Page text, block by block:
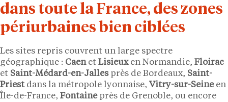
dans toute la France, des zones
périurbaines bien ciblées
Les sites repris couvrent un large spectre
géographique : Caenet Lisieuxen Normandie, Floirac
et Saint-Médard-en-Jallesprès de Bordeaux, Saint-
Priestdans la métropole lyonnaise, Vitry-sur-Seineen
Île-de-France, Fontaineprès de Grenoble, ou encore